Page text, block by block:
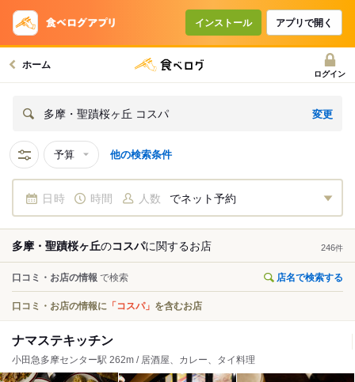
インストール アプリで開く
ホーム
ログイン
多摩・聖蹟桜ヶ丘 コスパ 変更
予算 他の検索条件
日時 時間 人数 でネット予約
多摩・聖蹟桜ヶ丘のコスパに関するお店 246件
口コミ・お店の情報 で検索 店名で検索する
口コミ・お店の情報に 「コスパ」 を含むお店
ナマステキッチン
小田急多摩センター駅 262m / 居酒屋、カレー、タイ料理